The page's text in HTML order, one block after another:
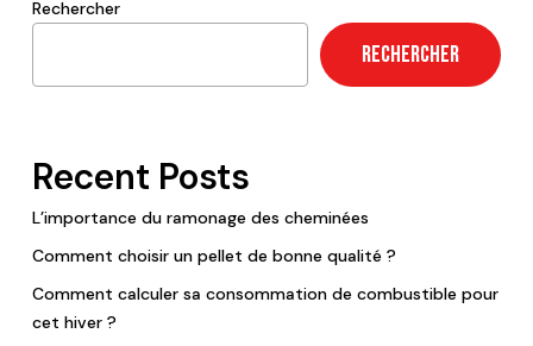
Rechercher
RECHERCHER
Recent Posts
L’importance du ramonage des cheminées
Comment choisir un pellet de bonne qualité ?
Comment calculer sa consommation de combustible pour
cet hiver ?